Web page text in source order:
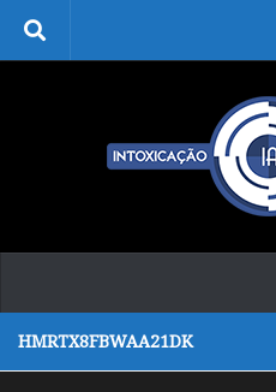
Skip to content
HMRTX8FBWAA21DK